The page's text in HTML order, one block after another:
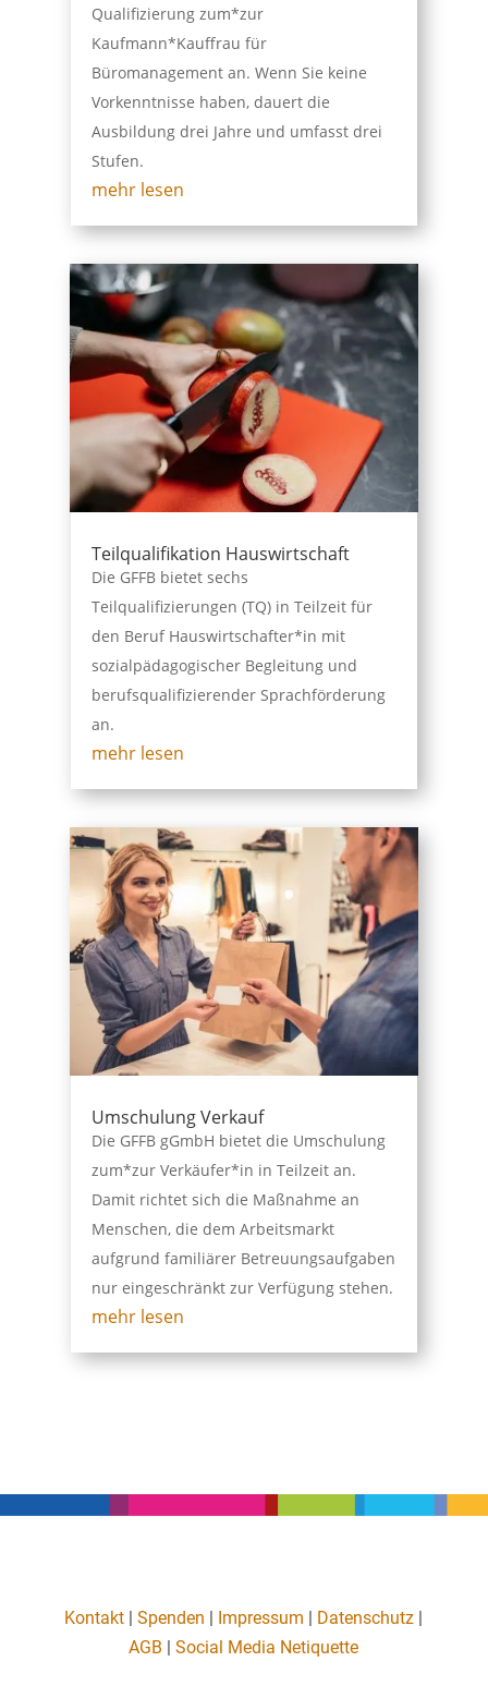
Qualifizierung zum*zur
Kaufmann*Kauffrau für
Büromanagement an. Wenn Sie keine
Vorkenntnisse haben, dauert die
Ausbildung drei Jahre und umfasst drei
Stufen.
mehr lesen
Teilqualifikation Hauswirtschaft
Die GFFB bietet sechs
Teilqualifizierungen (TQ) in Teilzeit für
den Beruf Hauswirtschafter*in mit
sozialpädagogischer Begleitung und
berufsqualifizierender Sprachförderung
an.
mehr lesen
Umschulung Verkauf
Die GFFB gGmbH bietet die Umschulung
zum*zur Verkäufer*in in Teilzeit an.
Damit richtet sich die Maßnahme an
Menschen, die dem Arbeitsmarkt
aufgrund familiärer Betreuungsaufgaben
nur eingeschränkt zur Verfügung stehen.
mehr lesen
Kontakt |Spenden | Impressum | Datenschutz |
AGB |Social Media Netiquette